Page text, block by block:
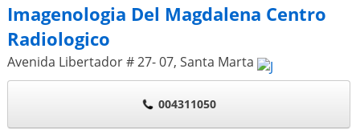
Imagenologia Del Magdalena Centro
Radiologico
Avenida Libertador # 27- 07, Santa Marta
004311050